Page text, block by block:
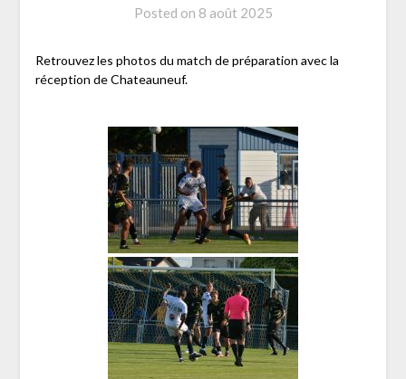
Posted on 8 août 2025
Retrouvez les photos du match de préparation avec la
réception de Chateauneuf.